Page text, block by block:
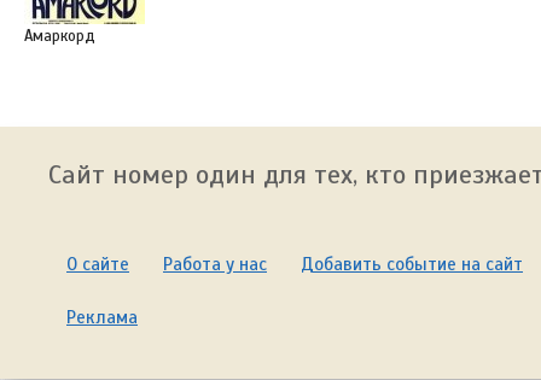
Амаркорд
Сайт номер один для тех, кто
О сайте Работа у нас Добавить событие на сайт
Реклама